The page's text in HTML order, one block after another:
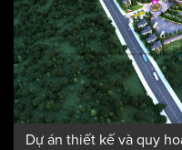
Dự án thiết kế và quy